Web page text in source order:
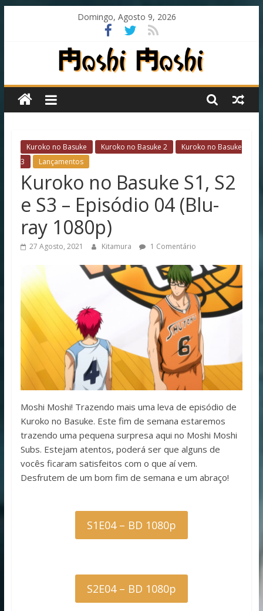
Domingo, Agosto 9, 2026
Moshi
Moshi
Subs
fansub
diferente
todos
os
Kuroko no Basuke Kuroko no Basuke 2
Kuroko no Basuke
3
Lançamentos
Kuroko no Basuke S1, S2
e S3 – Episódio 04 (Blu-
ray 1080p)
27 Agosto, 2021 Kitamura 1 Comentário
Moshi Moshi! Trazendo mais uma leva de episódio de
Kuroko no Basuke. Este fim de semana estaremos
trazendo uma pequena surpresa aqui no Moshi Moshi
Subs. Estejam atentos, poderá ser que alguns de
vocês ficaram satisfeitos com o que aí vem.
Desfrutem de um bom fim de semana e um abraço!
S1E04 – BD 1080p
S2E04 – BD 1080p